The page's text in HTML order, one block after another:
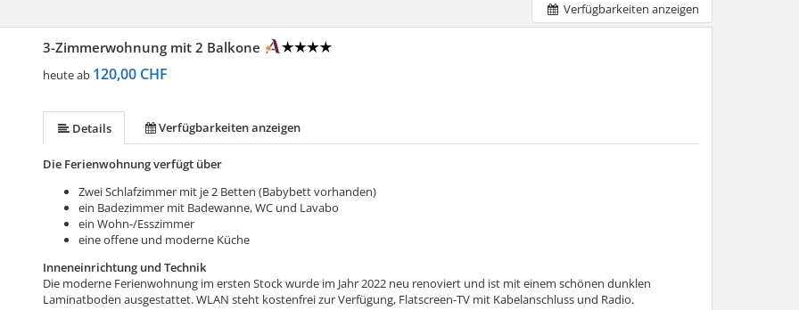
Verfügbarkeiten anzeigen
3-Zimmerwohnung mit 2 Balkone
heute ab 120,00 CHF
Details Verfügbarkeiten anzeigen
Die Ferienwohnung verfügt über
Zwei Schlafzimmer mit je 2 Betten (Babybett vorhanden)
ein Badezimmer mit Badewanne, WC und Lavabo
ein Wohn-/Esszimmer
eine offene und moderne Küche
Inneneinrichtung und Technik
Die moderne Ferienwohnung im ersten Stock wurde im Jahr 2022 neu renoviert und ist mit einem schönen dunklen
Laminatboden ausgestattet. WLAN steht kostenfrei zur Verfügung, Flatscreen-TV mit Kabelanschluss und Radio.